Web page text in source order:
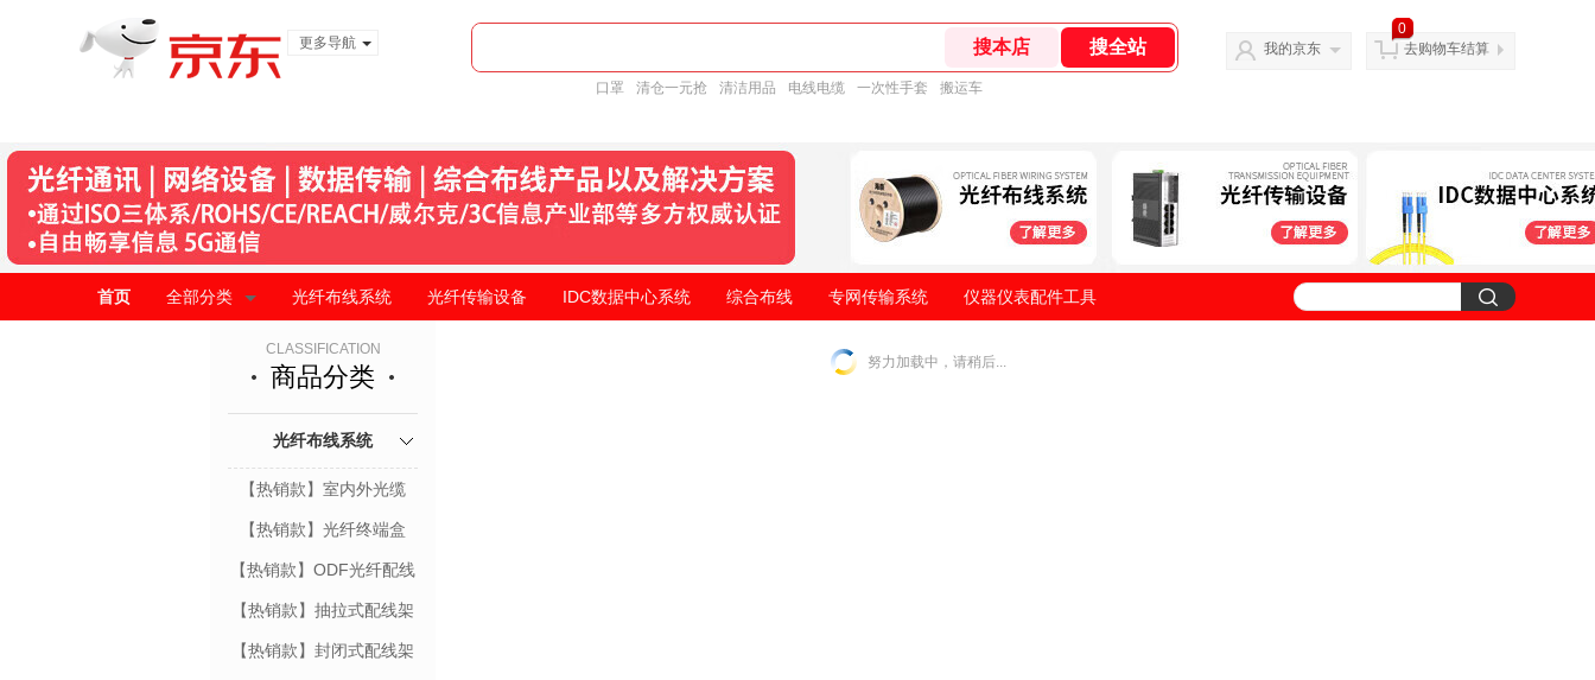
更多导航
口罩 清仓一元抢 清洁用品 电线电缆 一次性手套 搬运车
我的京东
0
去购物车结算
首页 全部分类 光纤布线系统 光纤传输设备 IDC数据中心系统 综合布线 专网传输系统 仪器仪表配件工具
CLASSIFICATION
商品分类
光纤布线系统
【热销款】室内外光缆
【热销款】光纤终端盒
【热销款】ODF光纤配线
架
【热销款】抽拉式配线架
【热销款】封闭式配线架
努力加载中，请稍后...